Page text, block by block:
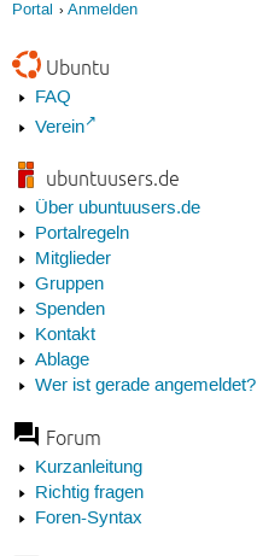
Portal Anmelden
Ubuntu
FAQ
Verein
ubuntuusers.de
Über ubuntuusers.de
Portalregeln
Mitglieder
Gruppen
Spenden
Kontakt
Ablage
Wer ist gerade angemeldet?
Forum
Kurzanleitung
Richtig fragen
Foren-Syntax